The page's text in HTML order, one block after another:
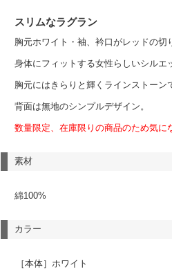
スリムなラグラン
胸元ホワイト・袖、衿口がレッドの切
身体にフィットする女性らしいシルエ
胸元にはきらりと輝くラインストーン
背面は無地のシンプルデザイン。
数量限定、在庫限りの商品のため気に
素材
綿100%
カラー
［本体］ホワイト